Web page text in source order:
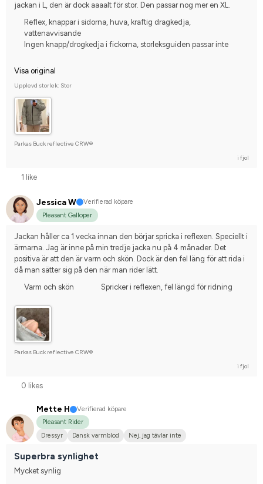
jackan i L, den är dock aaaalt för stor. Den passar nog mer en XL.
Reflex, knappar i sidorna, huva, kraftig dragkedja,
vattenavvisande
Ingen knapp/drogkedja i fickorna, storleksguiden passar inte
Visa original
Upplevd storlek: Stor
Parkas Buck reflective CRW®
i fjol
1 like
Jessica W
Verifierad köpare
Pleasant Galloper
Jackan håller ca 1 vecka innan den börjar spricka i reflexen. Speciellt i
ärmarna. Jag är inne på min tredje jacka nu på 4 månader. Det
positiva är att den är varm och skön. Dock är den fel läng för att rida i
då man sätter sig på den när man rider lätt.
Varm och skön
Spricker i reflexen, fel längd för ridning
Parkas Buck reflective CRW®
i fjol
0 likes
Mette H
Verifierad köpare
Pleasant Rider
Dressyr
Dansk varmblod Nej, jag tävlar inte
Superbra synlighet
Mycket synlig